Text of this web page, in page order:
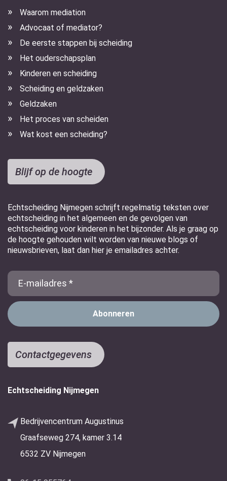
Waarom mediation
Advocaat of mediator?
De eerste stappen bij scheiding
Het ouderschapsplan
Kinderen en scheiding
Scheiding en geldzaken
Geldzaken
Het proces van scheiden
Wat kost een scheiding?
Blijf op de hoogte
Echtscheiding Nijmegen schrijft regelmatig teksten over
echtscheiding in het algemeen en de gevolgen van
echtscheiding voor kinderen in het bijzonder. Als je graag op
de hoogte gehouden wilt worden van nieuwe blogs of
nieuwsbrieven, laat dan hier je emailadres achter.
E-
Mail
Contactgegevens
Echtscheiding Nijmegen
Bedrijvencentrum Augustinus
Graafseweg 274, kamer 3.14
6532 ZV Nijmegen